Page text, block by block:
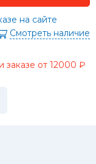
Смотреть наличие
заказе от 12000 ₽
на сайте